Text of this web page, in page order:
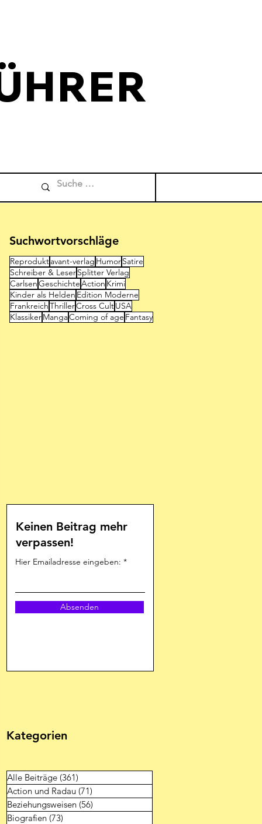
Suchwortvorschläge
Reproduktavant-verlag HumorSatire
Schreiber & LeserSplitter Verlag
CarlsenGeschichteAction Krimi
Kinder als Helden Edition Moderne
FrankreichThrillerCross CultUSA
KlassikerMangaComing of age Fantasy
Kategorien
Alle Beiträge (361)
Action und Radau (71)
Beziehungsweisen (56)
Biografien (73)
Keinen Beitrag mehr
verpassen!
Hier Emailadresse eingeben:
Absenden